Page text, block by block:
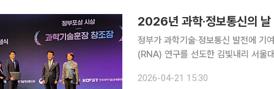
2026년 과학·정보통신의
정부가 과학기술·정보통신 발전에 기
(RNA) 연구를 선도한 김빛내리 서울
신부와 방송미디어통신위원회 주최,
2026-04-21 15:30